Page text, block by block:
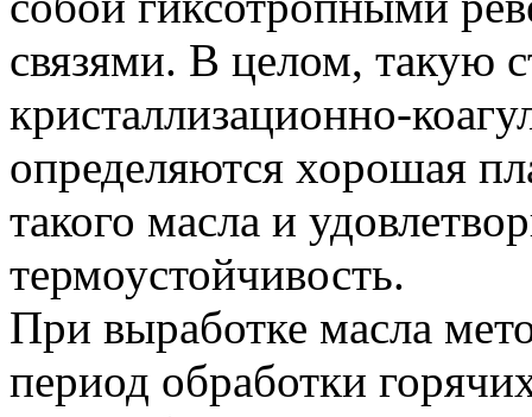
связями. В целом, такую
кристаллизационно-
определяются хорошая
такого масла и
термоустойчивость.
При выработке масла
период обработки